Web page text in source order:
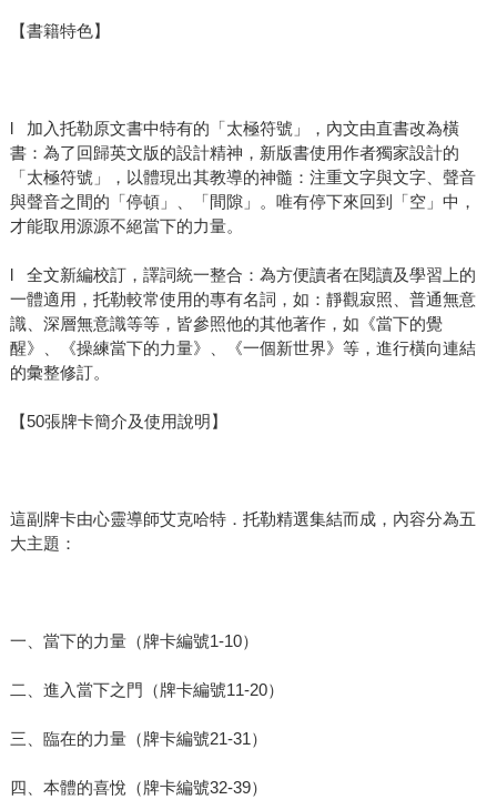
【書籍特色】
l 加入托勒原文書中特有的「太極符號」，內文由直書改為橫
書：為了回歸英文版的設計精神，新版書使用作者獨家設計的
「太極符號」，以體現出其教導的神髓：注重文字與文字、聲音
與聲音之間的「停頓」、「間隙」。唯有停下來回到「空」中，
才能取用源源不絕當下的力量。
l 全文新編校訂，譯詞統一整合：為方便讀者在閱讀及學習上的
一體適用，托勒較常使用的專有名詞，如：靜觀寂照、普通無意
識、深層無意識等等，皆參照他的其他著作，如《當下的覺
醒》、《操練當下的力量》、《一個新世界》等，進行橫向連結
的彙整修訂。
【50張牌卡簡介及使用說明】
這副牌卡由心靈導師艾克哈特．托勒精選集結而成，內容分為五
大主題：
一、當下的力量（牌卡編號1-10）
二、進入當下之門（牌卡編號11-20）
三、臨在的力量（牌卡編號21-31）
四、本體的喜悅（牌卡編號32-39）